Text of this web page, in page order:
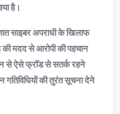
है।
साइबर अपराधी के खिलाफ
मदद से आरोपी की पहचान
से ऐसे फ्रॉड से सतर्क रहने
की तुरंत सूचना देने